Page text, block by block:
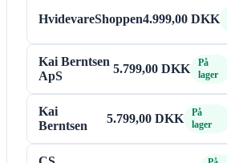
HvidevareShoppen4.999,00 DKK
Kai Berntsen
ApS
5.799,00 DKK
På
lager
Kai
Berntsen
5.799,00 DKK
På
lager